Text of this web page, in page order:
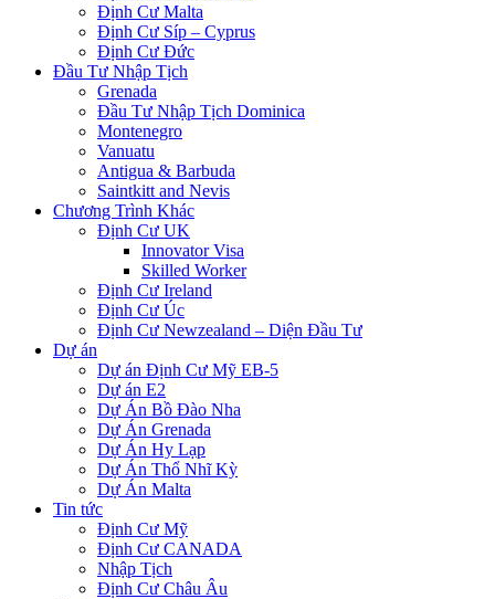
Định Cư Malta
Định Cư Síp – Cyprus
Định Cư Đức
Đầu Tư Nhập Tịch
Grenada
Đầu Tư Nhập Tịch Dominica
Montenegro
Vanuatu
Antigua & Barbuda
Saintkitt and Nevis
Chương Trình Khác
Định Cư UK
Innovator Visa
Skilled Worker
Định Cư Ireland
Định Cư Úc
Định Cư Newzealand – Diện Đầu Tư
Dự án
Dự án Định Cư Mỹ EB-5
Dự án E2
Dự Án Bồ Đào Nha
Dự Án Grenada
Dự Án Hy Lạp
Dự Án Thổ Nhĩ Kỳ
Dự Án Malta
Tin tức
Định Cư Mỹ
Định Cư CANADA
Nhập Tịch
Định Cư Châu Âu